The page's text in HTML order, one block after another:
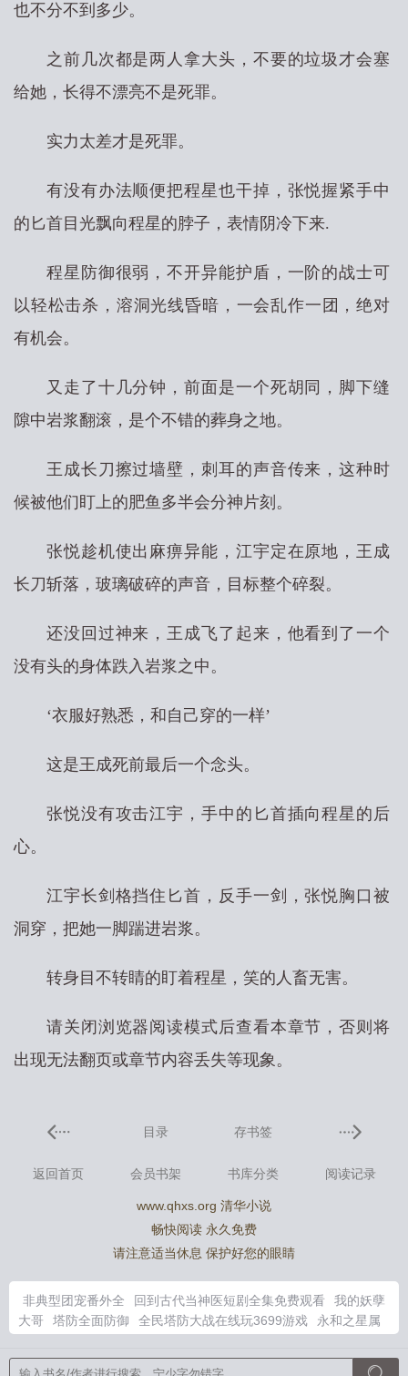
也不分不到多少。
之前几次都是两人拿大头，不要的垃圾才会塞
给她，长得不漂亮不是死罪。
实力太差才是死罪。
有没有办法顺便把程星也干掉，张悦握紧手中
的匕首目光飘向程星的脖子，表情阴冷下来.
程星防御很弱，不开异能护盾，一阶的战士可
以轻松击杀，溶洞光线昏暗，一会乱作一团，绝对
有机会。
又走了十几分钟，前面是一个死胡同，脚下缝
隙中岩浆翻滚，是个不错的葬身之地。
王成长刀擦过墙壁，刺耳的声音传来，这种时
候被他们盯上的肥鱼多半会分神片刻。
张悦趁机使出麻痹异能，江宇定在原地，王成
长刀斩落，玻璃破碎的声音，目标整个碎裂。
还没回过神来，王成飞了起来，他看到了一个
没有头的身体跌入岩浆之中。
‘衣服好熟悉，和自己穿的一样’
这是王成死前最后一个念头。
张悦没有攻击江宇，手中的匕首插向程星的后
心。
江宇长剑格挡住匕首，反手一剑，张悦胸口被
洞穿，把她一脚踹进岩浆。
转身目不转睛的盯着程星，笑的人畜无害。
请关闭浏览器阅读模式后查看本章节，否则将
出现无法翻页或章节内容丢失等现象。
目录 存书签
返回首页 会员书架 书库分类 阅读记录
www.qhxs.org 清华小说
畅快阅读 永久免费
请注意适当休息 保护好您的眼睛
非典型团宠番外全 回到古代当神医短剧全集免费观看
我的妖孽
大哥
塔防全面防御 全民塔防大战在线玩3699游戏
永和之星属
在哪里
从前有一个故事插画 永和路是哪个区
非典型团宠by风